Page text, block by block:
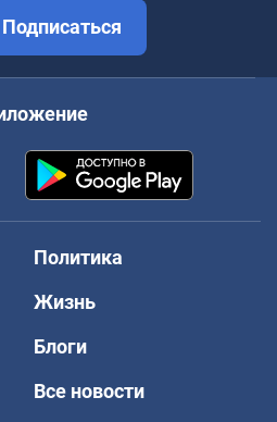
Подписаться
Политика
Жизнь
Блоги
Все новости